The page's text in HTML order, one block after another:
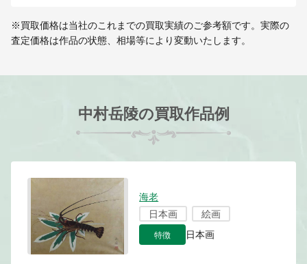
※買取価格は当社のこれまでの買取実績のご参考額です。実際の
査定価格は作品の状態、相場等により変動いたします。
中村岳陵の買取作品例
海老
日本画
絵画
特徴 日本画